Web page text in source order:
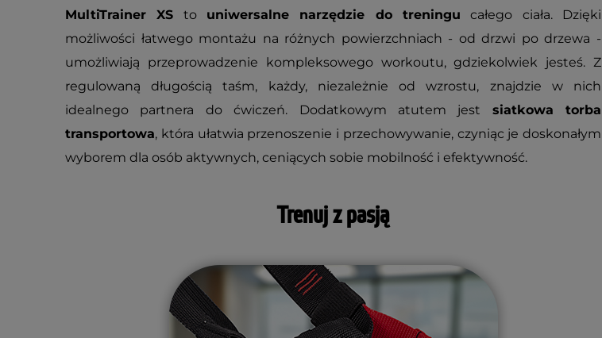
MultiTrainer XS to uniwersalne narzędzie do treningu całego ciała. Dzięki
możliwości łatwego montażu na różnych powierzchniach - od drzwi po drzewa -
umożliwiają przeprowadzenie kompleksowego workoutu, gdziekolwiek jesteś. Z
regulowaną długością taśm, każdy, niezależnie od wzrostu, znajdzie w nich
idealnego partnera do ćwiczeń. Dodatkowym atutem jest siatkowa torba
transportowa, która ułatwia przenoszenie i przechowywanie, czyniąc je doskonałym
wyborem dla osób aktywnych, ceniących sobie mobilność i efektywność.
Trenuj z pasją